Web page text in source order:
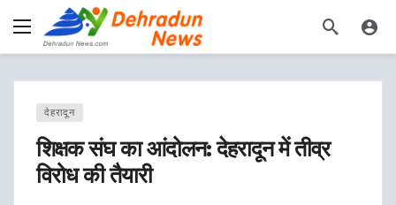
देहरादून
शिक्षक संघ का आंदोलन: देहरादून में तीव्र
विरोध की तैयारी